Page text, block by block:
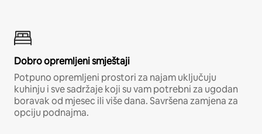
Dobro opremljeni smještaji
Potpuno opremljeni prostori za najam uključuju
kuhinju i sve sadržaje koji su vam potrebni za ugodan
boravak od mjesec ili više dana. Savršena zamjena za
opciju podnajma.